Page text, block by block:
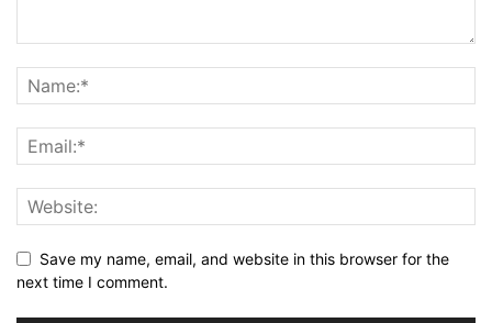
Save my name, email, and website in this browser for the
next time I comment.